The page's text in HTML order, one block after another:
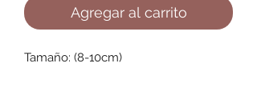
Agregar al carrito
Tamaño: (8-10cm)